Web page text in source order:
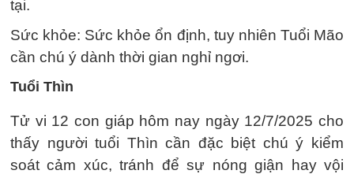
tại.
Sức khỏe: Sức khỏe ổn định, tuy nhiên Tuổi Mão
cần chú ý dành thời gian nghỉ ngơi.
Tuổi Thìn
Tử vi 12 con giáp hôm nay ngày 12/7/2025 cho
thấy người tuổi Thìn cần đặc biệt chú ý kiểm
soát cảm xúc, tránh để sự nóng giận hay vội